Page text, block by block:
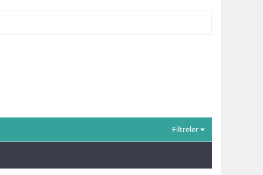
Filtreler